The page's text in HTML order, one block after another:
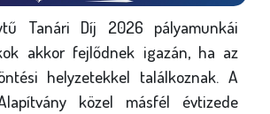
Tanári Díj 2026 pályamunkái
akkor fejlődnek igazán, ha az
helyzetekkel találkoznak. A
közel másfél évtizede